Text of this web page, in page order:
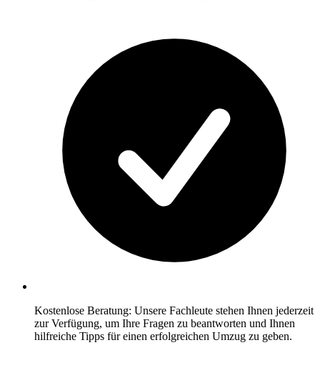
Kostenlose Beratung: Unsere Fachleute stehen Ihnen jederzeit
zur Verfügung, um Ihre Fragen zu beantworten und Ihnen
hilfreiche Tipps für einen erfolgreichen Umzug zu geben.